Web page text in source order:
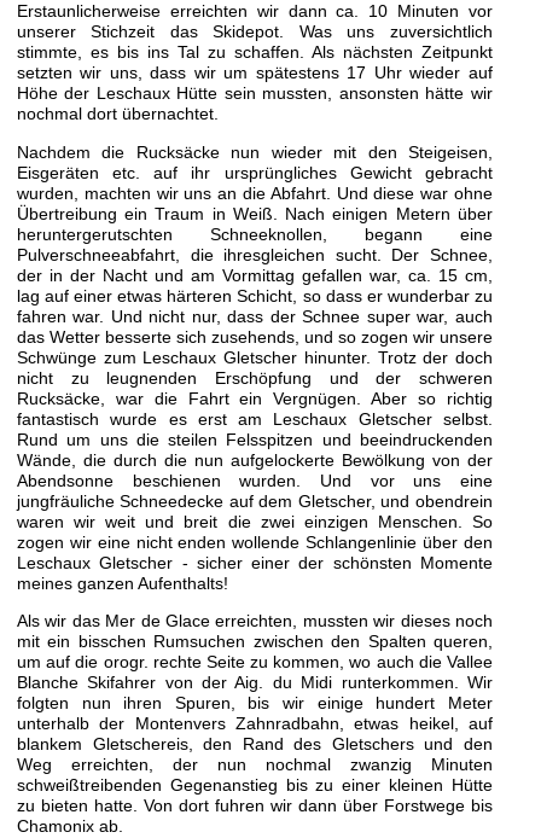
Erstaunlicherweise erreichten wir dann ca. 10 Minuten vor
unserer Stichzeit das Skidepot. Was uns zuversichtlich
stimmte, es bis ins Tal zu schaffen. Als nächsten Zeitpunkt
setzten wir uns, dass wir um spätestens 17 Uhr wieder auf
Höhe der Leschaux Hütte sein mussten, ansonsten hätte wir
nochmal dort übernachtet.
Nachdem die Rucksäcke nun wieder mit den Steigeisen,
Eisgeräten etc. auf ihr ursprüngliches Gewicht gebracht
wurden, machten wir uns an die Abfahrt. Und diese war ohne
Übertreibung ein Traum in Weiß. Nach einigen Metern über
heruntergerutschten Schneeknollen, begann eine
Pulverschneeabfahrt, die ihresgleichen sucht. Der Schnee,
der in der Nacht und am Vormittag gefallen war, ca. 15 cm,
lag auf einer etwas härteren Schicht, so dass er wunderbar zu
fahren war. Und nicht nur, dass der Schnee super war, auch
das Wetter besserte sich zusehends, und so zogen wir unsere
Schwünge zum Leschaux Gletscher hinunter. Trotz der doch
nicht zu leugnenden Erschöpfung und der schweren
Rucksäcke, war die Fahrt ein Vergnügen. Aber so richtig
fantastisch wurde es erst am Leschaux Gletscher selbst.
Rund um uns die steilen Felsspitzen und beeindruckenden
Wände, die durch die nun aufgelockerte Bewölkung von der
Abendsonne beschienen wurden. Und vor uns eine
jungfräuliche Schneedecke auf dem Gletscher, und obendrein
waren wir weit und breit die zwei einzigen Menschen. So
zogen wir eine nicht enden wollende Schlangenlinie über den
Leschaux Gletscher - sicher einer der schönsten Momente
meines ganzen Aufenthalts!
Als wir das Mer de Glace erreichten, mussten wir dieses noch
mit ein bisschen Rumsuchen zwischen den Spalten queren,
um auf die orogr. rechte Seite zu kommen, wo auch die Vallee
Blanche Skifahrer von der Aig. du Midi runterkommen. Wir
folgten nun ihren Spuren, bis wir einige hundert Meter
unterhalb der Montenvers Zahnradbahn, etwas heikel, auf
blankem Gletschereis, den Rand des Gletschers und den
Weg erreichten, der nun nochmal zwanzig Minuten
schweißtreibenden Gegenanstieg bis zu einer kleinen Hütte
zu bieten hatte. Von dort fuhren wir dann über Forstwege bis
Chamonix ab.